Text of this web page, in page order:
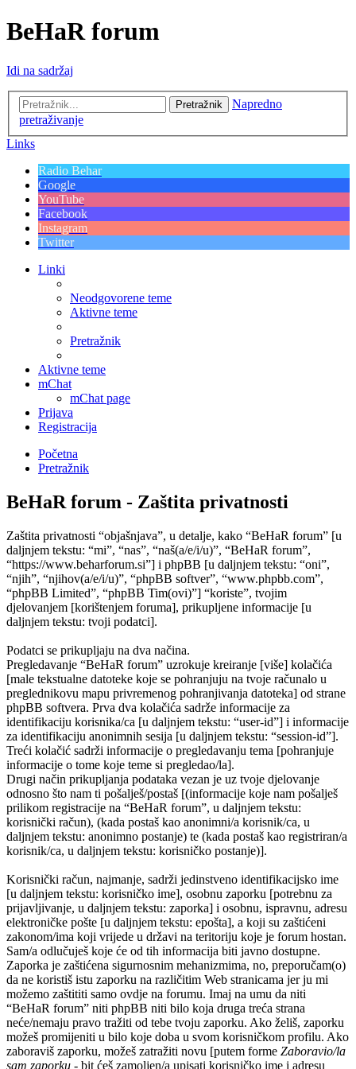
BeHaR forum
Idi na sadržaj
Pretražnik
Napredno
pretraživanje
Links
Radio Behar
Google
YouTube
Facebook
Instagram
Twitter
Linki
Neodgovorene teme
Aktivne teme
Pretražnik
Aktivne teme
mChat
mChat page
Prijava
Registracija
Početna
Pretražnik
BeHaR forum - Zaštita privatnosti
Zaštita privatnosti “objašnjava”, u detalje, kako “BeHaR forum” [u
daljnjem tekstu: “mi”, “nas”, “naš(a/e/i/u)”, “BeHaR forum”,
“https://www.beharforum.si”] i phpBB [u daljnjem tekstu: “oni”,
“njih”, “njihov(a/e/i/u)”, “phpBB softver”, “www.phpbb.com”,
“phpBB Limited”, “phpBB Tim(ovi)”] “koriste”, tvojim
djelovanjem [korištenjem foruma], prikupljene informacije [u
daljnjem tekstu: tvoji podatci].
Podatci se prikupljaju na dva načina.
Pregledavanje “BeHaR forum” uzrokuje kreiranje [više] kolačića
[male tekstualne datoteke koje se pohranjuju na tvoje računalo u
preglednikovu mapu privremenog pohranjivanja datoteka] od strane
phpBB softvera. Prva dva kolačića sadrže informacije za
identifikaciju korisnika/ca [u daljnjem tekstu: “user-id”] i informacije
za identifikaciju anonimnih sesija [u daljnjem tekstu: “session-id”].
Treći kolačić sadrži informacije o pregledavanju tema [pohranjuje
informacije o tome koje teme si pregledao/la].
Drugi način prikupljanja podataka vezan je uz tvoje djelovanje
odnosno što nam ti pošalješ/postaš [(informacije koje nam pošalješ
prilikom registracije na “BeHaR forum”, u daljnjem tekstu:
korisnički račun), (kada postaš kao anonimni/a korisnik/ca, u
daljnjem tekstu: anonimno postanje) te (kada postaš kao registriran/a
korisnik/ca, u daljnjem tekstu: korisničko postanje)].
Korisnički račun, najmanje, sadrži jedinstveno identifikacijsko ime
[u daljnjem tekstu: korisničko ime], osobnu zaporku [potrebnu za
prijavljivanje, u daljnjem tekstu: zaporka] i osobnu, ispravnu, adresu
elektroničke pošte [u daljnjem tekstu: epošta], a koji su zaštićeni
zakonom/ima koji vrijede u državi na teritoriju koje je forum hostan.
Sam/a odlučuješ koje će od tih informacija biti javno dostupne.
Zaporka je zaštićena sigurnosnim mehanizmima, no, preporučam(o)
da ne koristiš istu zaporku na različitim Web stranicama jer ju mi
možemo zaštititi samo ovdje na forumu. Imaj na umu da niti
“BeHaR forum” niti phpBB niti bilo koja druga treća strana
neće/nemaju pravo tražiti od tebe tvoju zaporku. Ako želiš, zaporku
možeš promijeniti u bilo koje doba u svom korisničkom profilu. Ako
zaboraviš zaporku, možeš zatražiti novu [putem forme Zaboravio/la
sam zaporku - bit ćeš zamoljen/a upisati korisničko ime i adresu